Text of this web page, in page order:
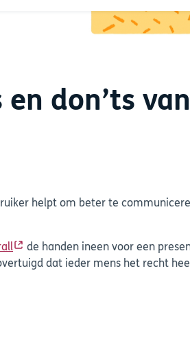
don’ts
helpt om beter te
de handen ineen voor een
dat ieder mens het recht